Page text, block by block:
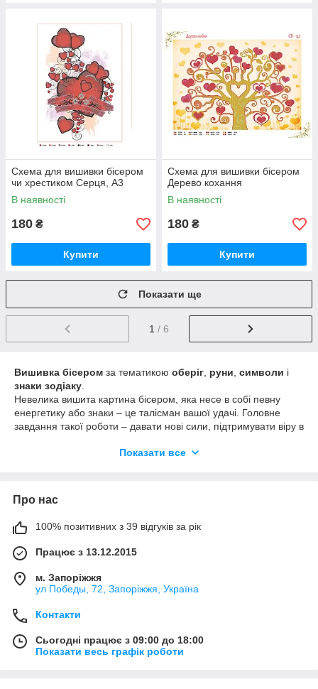
Схема для вишивки бісером
чи хрестиком Серця, А3
В наявності
180 ₴
Купити
Схема для вишивки бісером
Дерево кохання
В наявності
180 ₴
Купити
Показати ще
1 / 6
Вишивка бісером за тематикою оберіг руни символи і
знаки зодіаку
Невелика вишита картина бісером, яка несе в собі певну
енергетику або знаки – це талісман вашої удачі. Головне
завдання такої роботи – давати нові сили, підтримувати віру в
інформація. Що може дати така
Навіть якщо опустити банальну красу цього символу, кожна
схема для бісеру у вигляді руни це ще і ваш персональний
джерело енергії. Енергія теж буває різною, спрямованої на
різні життєві звершення,варто ознайомитися з кожної
цікавлячої вас ручною
присутня під описом товару.
Схеми для вишивки бісером Обереги
схожа з рунами, однак оберіг зазвичай протидіє поганий
енергетиці, яка спрямована на вас.
Показати все
Про нас
100% позитивних з 39 відгуків за рік
Працює з 13.12.2015
м. Запоріжжя
ул Победы, 72, Запоріжжя, Україна
Контакти
Сьогодні працює з 09:00 до 18:00
Показати весь графік роботи